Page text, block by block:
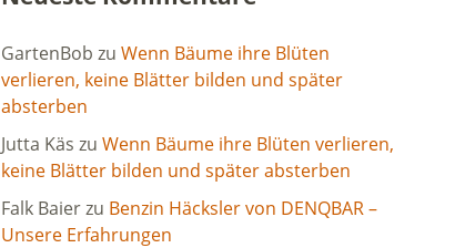
GartenBob zu Wenn Bäume ihre Blüten
verlieren, keine Blätter bilden und später
absterben
Jutta Käs zu Wenn Bäume ihre Blüten verlieren,
keine Blätter bilden und später absterben
Falk Baierzu Benzin Häcksler von DENQBAR –
Unsere Erfahrungen